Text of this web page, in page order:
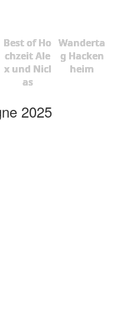
Best of Ho
chzeit Ale
x und Nicl
as
Wanderta
g Hacken
heim
2025